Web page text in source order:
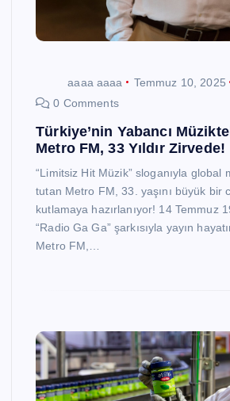
aaaa aaaa
Temmuz 10, 2025
0 Comments
Türkiye’nin Yabancı
Metro FM, 33 Yıldır Zirvede!
“Limitsiz Hit Müzik” sloganıyla global
tutan Metro FM, 33. yaşını büyük bir
kutlamaya hazırlanıyor! 14 Temmuz
“Radio Ga Ga” şarkısıyla yayın
Metro FM,…